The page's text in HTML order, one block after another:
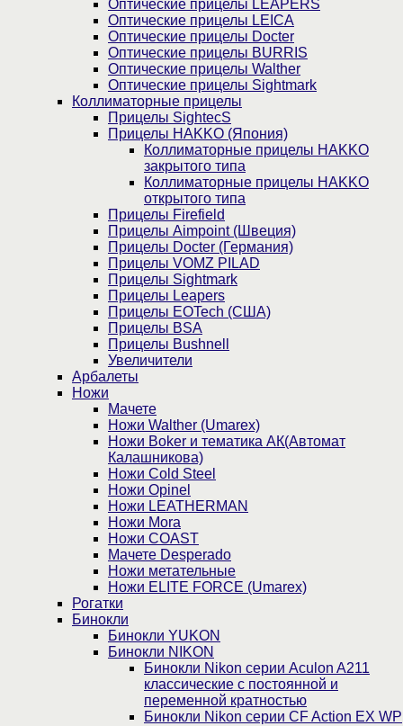
Оптические прицелы LEAPERS
Оптические прицелы LEICA
Оптические прицелы Docter
Оптические прицелы BURRIS
Оптические прицелы Walther
Оптические прицелы Sightmark
Коллиматорные прицелы
Прицелы SightecS
Прицелы HAKKO (Япония)
Коллиматорные прицелы HAKKO
закрытого типа
Коллиматорные прицелы HAKKO
открытого типа
Прицелы Firefield
Прицелы Aimpoint (Швеция)
Прицелы Docter (Германия)
Прицелы VOMZ PILAD
Прицелы Sightmark
Прицелы Leapers
Прицелы EOTech (США)
Прицелы BSA
Прицелы Bushnell
Увеличители
Арбалеты
Ножи
Мачете
Ножи Walther (Umarex)
Ножи Boker и тематика АК(Автомат
Калашникова)
Ножи Cold Steel
Ножи Opinel
Ножи LEATHERMAN
Ножи Mora
Ножи COAST
Мачете Desperado
Ножи метательные
Ножи ELITE FORCE (Umarex)
Рогатки
Бинокли
Бинокли YUKON
Бинокли NIKON
Бинокли Nikon серии Aculon A211
классические с постоянной и
переменной кратностью
Бинокли Nikon серии СF Action EX WP